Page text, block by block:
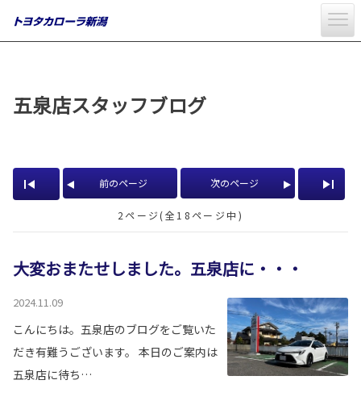
五泉店スタッフブログ
前のページ 次のページ
2ページ(全18ページ中)
大変おまたせしました。五泉店に・・・
2024.11.09
こんにちは。五泉店のブログをご覧いた
だき有難うございます。 本日のご案内は
五泉店に待ち…